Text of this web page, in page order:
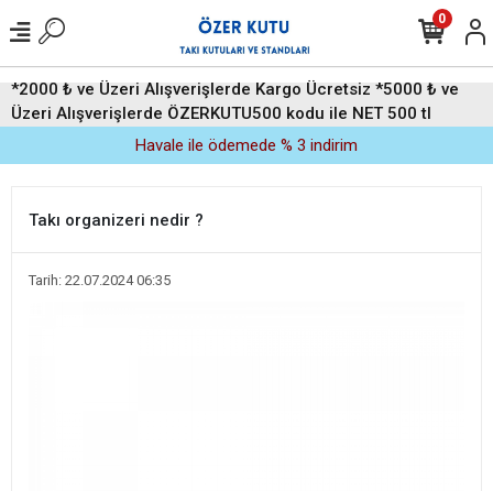
*2000 ₺ ve Üzeri Alışverişlerde Kargo Ücretsiz *5000 ₺ ve
Üzeri Alışverişlerde ÖZERKUTU500 kodu ile NET 500 tl
indirim (Üyelere Özel)Havale ile ödemede % 3 indirim
0
Takı organizeri nedir ?
Tarih: 22.07.2024 06:35